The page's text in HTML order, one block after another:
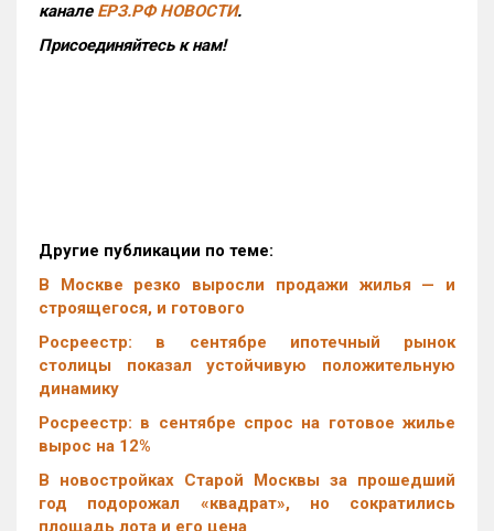
канале ЕРЗ.РФ НОВОСТИ.
Присоединяйтесь к нам!
Другие публикации по теме:
В Москве резко выросли продажи жилья — и
строящегося, и готового
Росреестр: в сентябре ипотечный рынок
столицы показал устойчивую положительную
динамику
Росреестр: в сентябре спрос на готовое жилье
вырос на 12%
В новостройках Старой Москвы за прошедший
год подорожал «квадрат», но сократились
площадь лота и его цена